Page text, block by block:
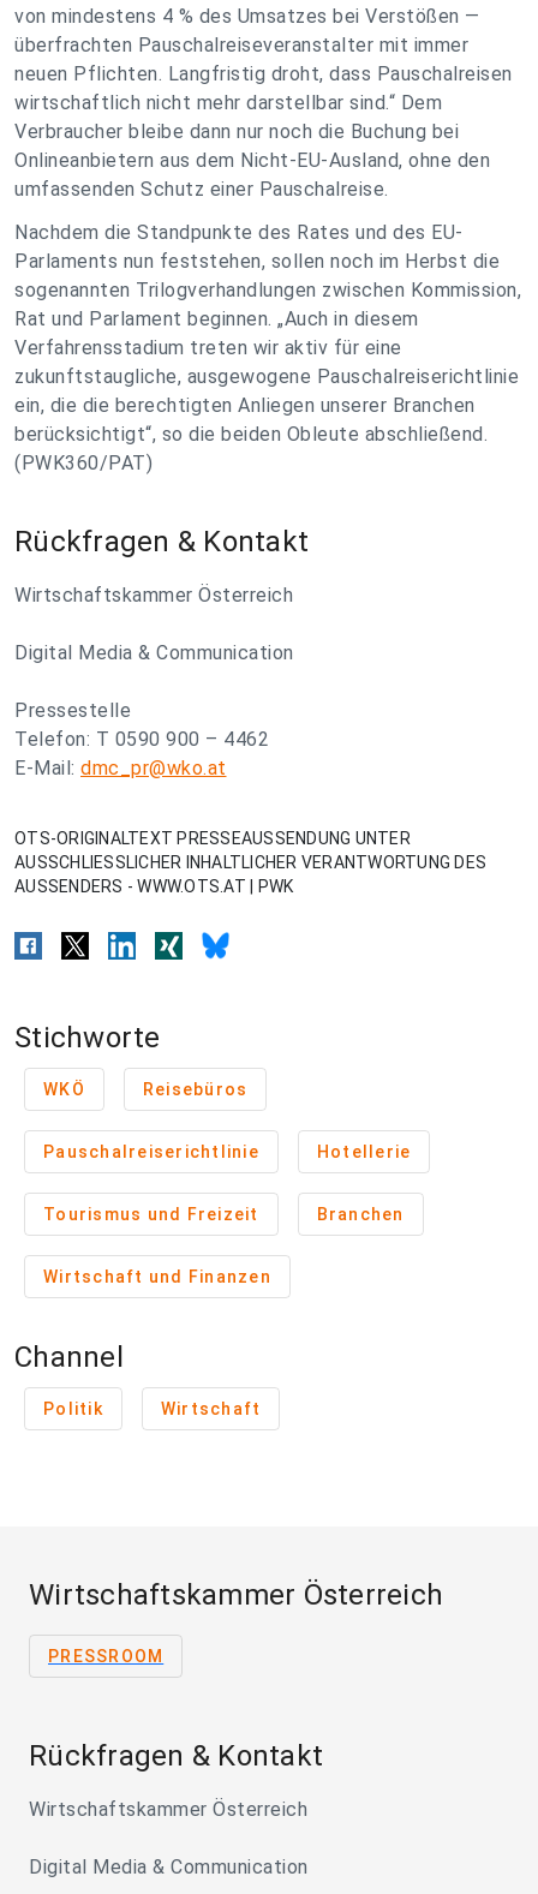
von mindestens 4 % des Umsatzes bei Verstößen —
überfrachten Pauschalreiseveranstalter mit immer
neuen Pflichten. Langfristig droht, dass Pauschalreisen
wirtschaftlich nicht mehr darstellbar sind.“ Dem
Verbraucher bleibe dann nur noch die Buchung bei
Onlineanbietern aus dem Nicht-EU-Ausland, ohne den
umfassenden Schutz einer Pauschalreise.
Nachdem die Standpunkte des Rates und des EU-
Parlaments nun feststehen, sollen noch im Herbst die
sogenannten Trilogverhandlungen zwischen Kommission,
Rat und Parlament beginnen. „Auch in diesem
Verfahrensstadium treten wir aktiv für eine
zukunftstaugliche, ausgewogene Pauschalreiserichtlinie
ein, die die berechtigten Anliegen unserer Branchen
berücksichtigt“, so die beiden Obleute abschließend.
(PWK360/PAT)
Rückfragen & Kontakt
Wirtschaftskammer Österreich
Digital Media & Communication
Pressestelle
Telefon: T 0590 900 – 4462
E-Mail: dmc_pr@wko.at
OTS-ORIGINALTEXT PRESSEAUSSENDUNG UNTER
AUSSCHLIESSLICHER INHALTLICHER VERANTWORTUNG DES
AUSSENDERS - WWW.OTS.AT | PWK
Stichworte
WKÖ Reisebüros
Pauschalreiserichtlinie Hotellerie
Tourismus und Freizeit Branchen
Wirtschaft und Finanzen
Channel
Politik Wirtschaft
Wirtschaftskammer Österreich
PRESSROOM
Rückfragen & Kontakt
Wirtschaftskammer Österreich
Digital Media & Communication